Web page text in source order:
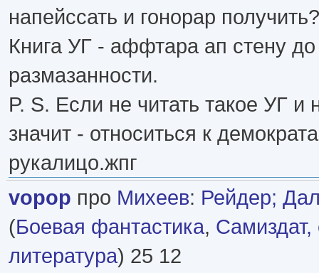
напейссать и гонорар получить?
Книга УГ - аффтара ап стену
размазанности.
P. S. Если не читать такое УГ и
значит - относиться к
рукалицо.жпг
vopop про Михеев: Рейдер;
(Боевая фантастика, Самиздат,
литература) 25 12